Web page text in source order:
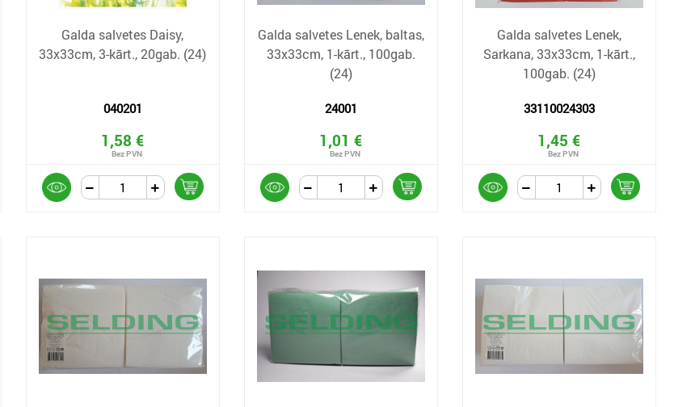
Galda salvetes Daisy,
33x33cm, 3-kārt., 20gab. (24)
040201
1,58 €
Galda salvetes Lenek, baltas,
33x33cm, 1-kārt., 100gab.
(24)
24001
1,01 €
Galda salvetes Lenek,
Sarkana, 33x33cm, 1-kārt.,
100gab. (24)
33110024303
1,45 €